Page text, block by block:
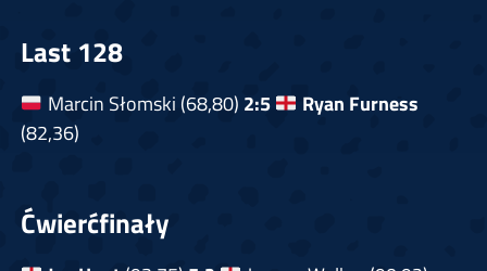
Last 128
Marcin Słomski (68,80) 2:5
Ryan Furness
(82,36)
Ćwierćfinały